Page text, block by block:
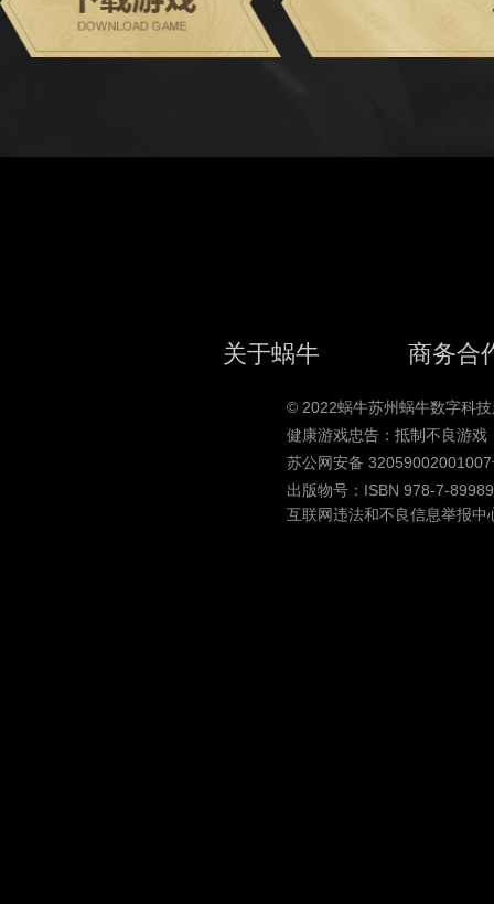
关于蜗牛 商务合
© 2022蜗牛苏州蜗牛数字科
健康游戏忠告：抵制不良游
苏公网安备
出版物号：ISBN 978-7-
互联网违法和不良信息举报中